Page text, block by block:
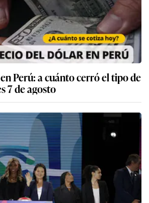
Perú: a cuánto cerró el tipo de
7 de agosto